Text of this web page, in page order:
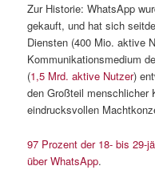
Zur Historie: WhatsApp
gekauft, und hat sich
Diensten (400 Mio. aktive
Kommunikationsmedium
(1,5 Mrd. aktive Nutzer)
den Großteil menschlicher
eindrucksvollen
97 Prozent der 18- bis 29-
über WhatsApp.